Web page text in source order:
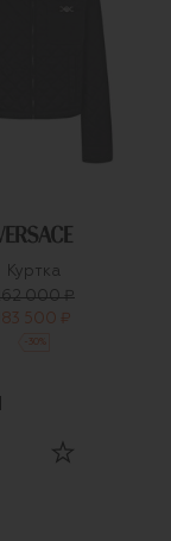
Куртка
000 ₽
500 ₽
%